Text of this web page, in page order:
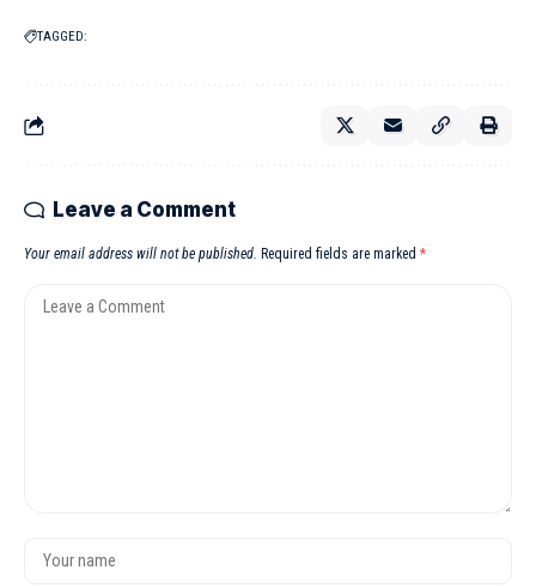
TAGGED:
Leave a Comment
Your email address will not be published. Required fields are marked *